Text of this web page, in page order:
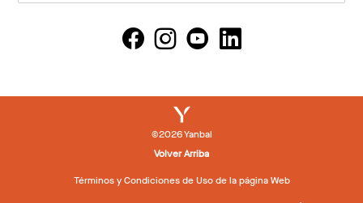
©2026 Yanbal
Volver Arriba
Términos y Condiciones de Uso de la página Web